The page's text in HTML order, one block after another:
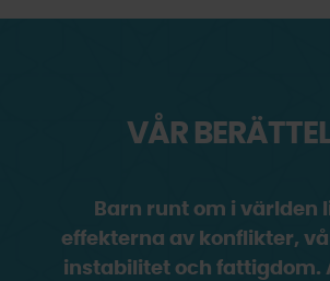
VÅR
Barn runt om i världen
effekterna av konflikter,
instabilitet och fattigdom.